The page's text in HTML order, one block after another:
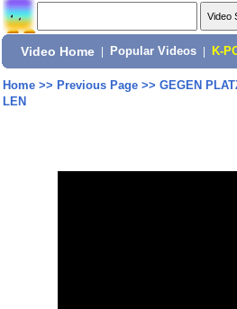
Video Home Popular Videos K-
Home>> Previous Page>> GEGEN
LEN